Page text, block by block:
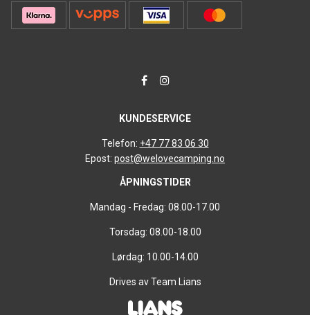
KUNDESERVICE
Telefon: +47 77 83 06 30
Epost: post@welovecamping.no
ÅPNINGSTIDER
Mandag - Fredag: 08.00-17.00
Torsdag: 08.00-18.00
Lørdag: 10.00-14.00
Drives av Team Lians